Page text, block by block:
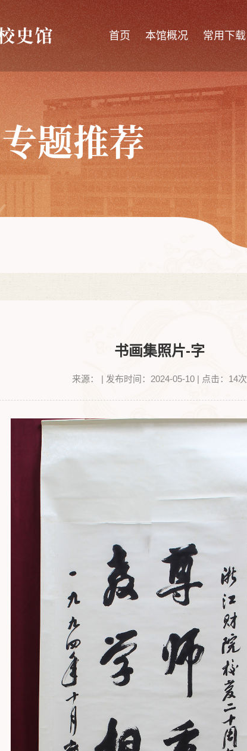
首页 本馆概况 常用下载
专题推荐
书画集照片-字
来源： | 发布时间：2024-05-10 | 点击： 14次